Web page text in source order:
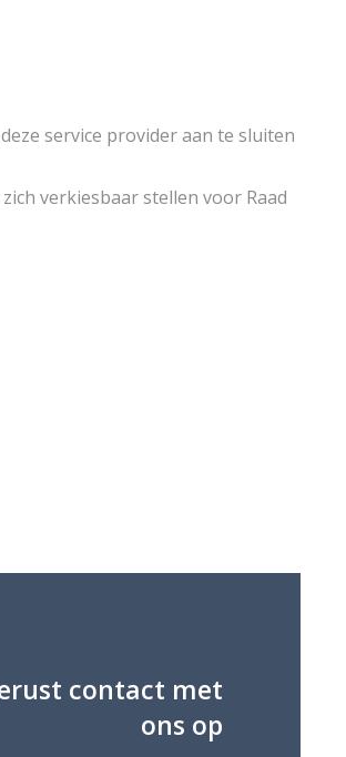
service provider aan te sluiten
verkiesbaar stellen voor Raad
contact met
ons op